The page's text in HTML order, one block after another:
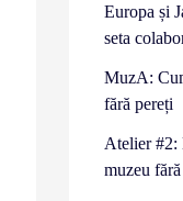
Europa și
seta
MuzA:
fără pereți
Atelier #2:
muzeu